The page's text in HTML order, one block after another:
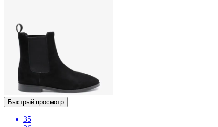
Быстрый просмотр
35